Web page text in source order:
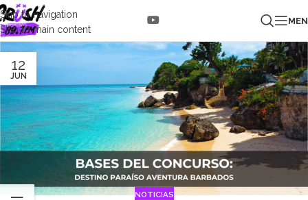
Skip to navigation
Skip to main content
12
JUN
NOTICIAS